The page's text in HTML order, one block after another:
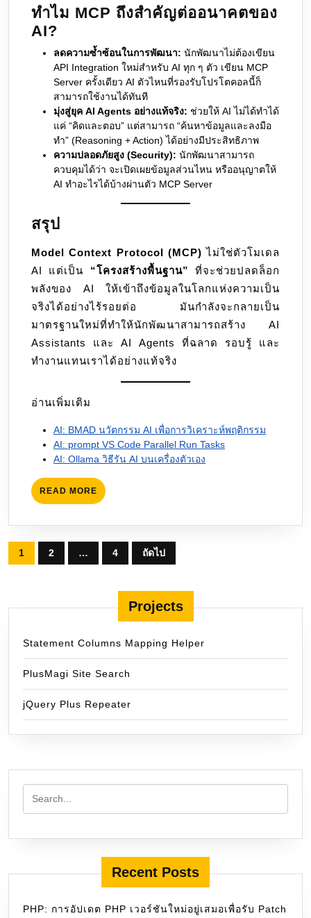
ทำไม MCP ถึงสำคัญต่ออนาคตของ
AI?
ลดความซ้ำซ้อนในการพัฒนา: นักพัฒนาไม่ต้องเขียน
API Integration ใหม่สำหรับ AI ทุก ๆ ตัว เขียน MCP
Server ครั้งเดียว AI ตัวไหนที่รองรับโปรโตคอลนี้ก็
สามารถใช้งานได้ทันที
มุ่งสู่ยุค AI Agents อย่างแท้จริง: ช่วยให้ AI ไม่ได้ทำได้
แค่ “คิดและตอบ” แต่สามารถ “ค้นหาข้อมูลและลงมือ
ทำ” (Reasoning + Action) ได้อย่างมีประสิทธิภาพ
ความปลอดภัยสูง (Security): นักพัฒนาสามารถ
ควบคุมได้ว่า จะเปิดเผยข้อมูลส่วนไหน หรืออนุญาตให้
AI ทำอะไรได้บ้างผ่านตัว MCP Server
สรุป
Model Context Protocol (MCP) ไม่ใช่ตัวโมเดล
AI แต่เป็น “โครงสร้างพื้นฐาน” ที่จะช่วยปลดล็อก
พลังของ AI ให้เข้าถึงข้อมูลในโลกแห่งความเป็น
จริงได้อย่างไร้รอยต่อ มันกำลังจะกลายเป็น
มาตรฐานใหม่ที่ทำให้นักพัฒนาสามารถสร้าง AI
Assistants และ AI Agents ที่ฉลาด รอบรู้ และ
ทำงานแทนเราได้อย่างแท้จริง
อ่านเพิ่มเติม
AI: BMAD นวัตกรรม AI เพื่อการวิเคราะห์พฤติกรรม
AI: prompt VS Code Parallel Run Tasks
AI: Ollama วิธีรัน AI บนเครื่องตัวเอง
READ MORE READ
MORE
Posts
pagination
1 2 … 4 ถัดไป
Projects
Statement Columns Mapping Helper
PlusMagi Site Search
jQuery Plus Repeater
Recent Posts
PHP: การอัปเดต PHP เวอร์ชันใหม่อยู่เสมอเพื่อรับ Patch